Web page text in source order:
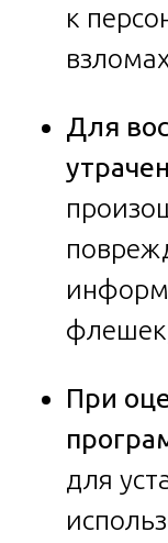
к
Для
При
для